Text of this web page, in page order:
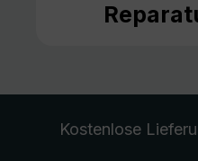
Kostenlose